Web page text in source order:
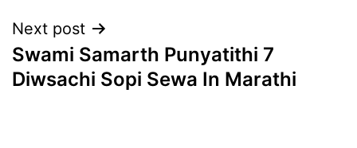
Next post
Swami Samarth Punyatithi 7
Diwsachi Sopi Sewa In Marathi